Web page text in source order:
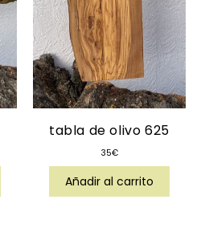
tabla de olivo 625
35€
Añadir al carrito